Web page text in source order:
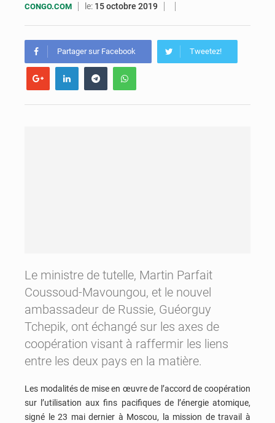
CONGO.COM
le: 15 octobre 2019
Partager sur Facebook Tweetez!
Le ministre de tutelle, Martin Parfait
Coussoud-Mavoungou, et le nouvel
ambassadeur de Russie, Guéorguy
Tchepik, ont échangé sur les axes de
coopération visant à raffermir les liens
entre les deux pays en la matière.
Les modalités de mise en œuvre de l’accord de coopération
sur l’utilisation aux fins pacifiques de l’énergie atomique,
signé le 23 mai dernier à Moscou, la mission de travail à